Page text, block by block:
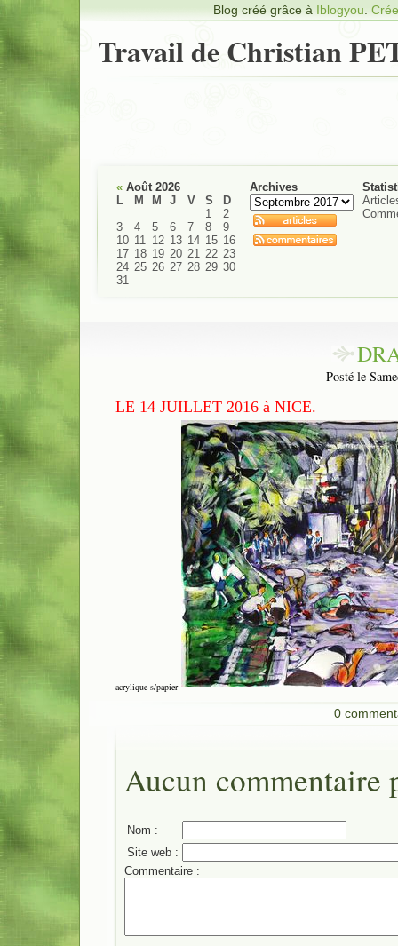
Blog créé grâce à Iblogyou
Travail de Christian
« Août 2026
L
M M J V S
D
1
2
3
4 5 6 7 8
9
10 11 12 13 14 15 16
17 18 19 20 21 22 23
24 25 26 27 28 29 30
31
Archives
Posté le
LE 14 JUILLET 2016 à NICE.
acrylique s/papier
0
Aucun commentaire
Nom :
Site web :
Commentaire :